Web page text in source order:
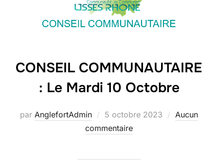
CONSEIL COMMUNAUTAIRE
: Le Mardi 10 Octobre
par AnglefortAdmin 5 octobre 2023
Aucun
commentaire